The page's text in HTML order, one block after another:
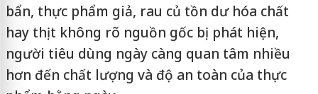
bẩn, thực phẩm giả, rau củ tồn dư hóa chất
hay thịt không rõ nguồn gốc bị phát hiện,
người tiêu dùng ngày càng quan tâm nhiều
hơn đến chất lượng và độ an toàn của thực